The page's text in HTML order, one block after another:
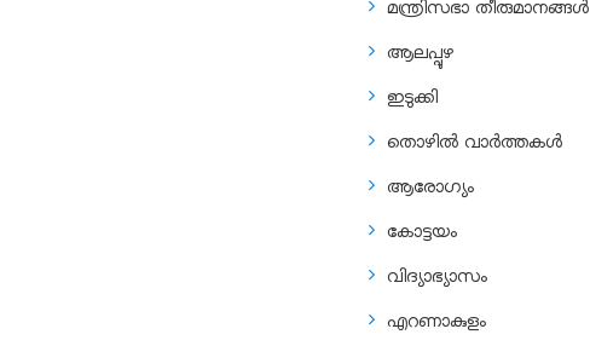
മന്ത്രിസഭാ തീരുമാനങ്ങൾ
ആലപ്പുഴ
ഇടുക്കി
തൊഴിൽ വാർത്തകൾ
ആരോഗ്യം
കോട്ടയം
വിദ്യാഭ്യാസം
എറണാകുളം